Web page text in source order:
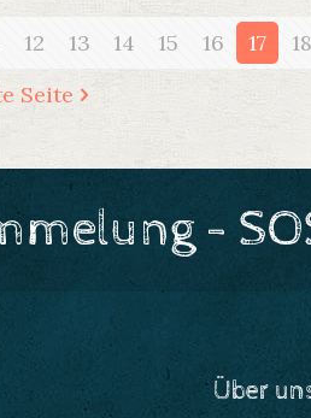
12 13 14 15 16 17 18
Seite
-
Über